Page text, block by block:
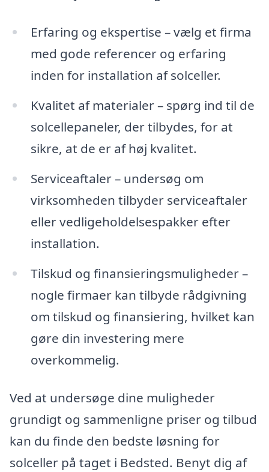
Erfaring og ekspertise – vælg et firma
med gode referencer og erfaring
inden for installation af solceller.
Kvalitet af materialer – spørg ind til de
solcellepaneler, der tilbydes, for at
sikre, at de er af høj kvalitet.
Serviceaftaler – undersøg om
virksomheden tilbyder serviceaftaler
eller vedligeholdelsespakker efter
installation.
Tilskud og finansieringsmuligheder –
nogle firmaer kan tilbyde rådgivning
om tilskud og finansiering, hvilket kan
gøre din investering mere
overkommelig.
Ved at undersøge dine muligheder
grundigt og sammenligne priser og tilbud
kan du finde den bedste løsning for
solceller på taget i Bedsted. Benyt dig af